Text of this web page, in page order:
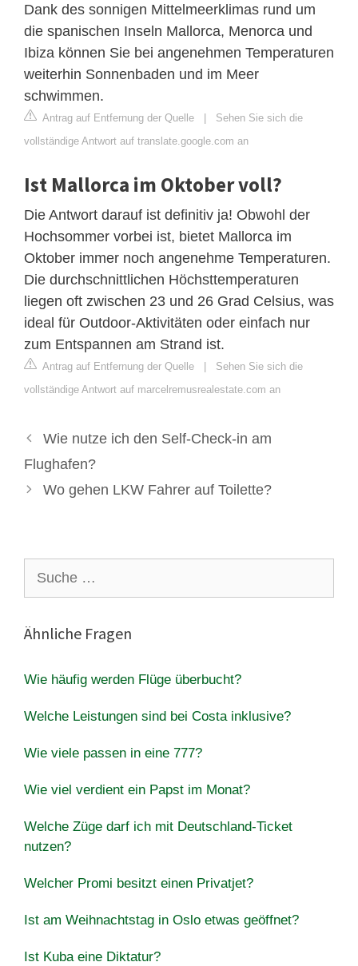
Dank des sonnigen Mittelmeerklimas rund um
die spanischen Inseln Mallorca, Menorca und
Ibiza können Sie bei angenehmen Temperaturen
weiterhin Sonnenbaden und im Meer
schwimmen.
Antrag auf Entfernung der Quelle | Sehen Sie sich die
vollständige Antwort auf translate.google.com an
Ist Mallorca im Oktober voll?
Die Antwort darauf ist definitiv ja! Obwohl der
Hochsommer vorbei ist, bietet Mallorca im
Oktober immer noch angenehme Temperaturen.
Die durchschnittlichen Höchsttemperaturen
liegen oft zwischen 23 und 26 Grad Celsius, was
ideal für Outdoor-Aktivitäten oder einfach nur
zum Entspannen am Strand ist.
Antrag auf Entfernung der Quelle | Sehen Sie sich die
vollständige Antwort auf marcelremusrealestate.com an
Wie nutze ich den Self-Check-in am
Flughafen?
Wo gehen LKW Fahrer auf Toilette?
nach:
Ähnliche Fragen
Wie häufig werden Flüge überbucht?
Welche Leistungen sind bei Costa inklusive?
Wie viele passen in eine 777?
Wie viel verdient ein Papst im Monat?
Welche Züge darf ich mit Deutschland-Ticket
nutzen?
Welcher Promi besitzt einen Privatjet?
Ist am Weihnachtstag in Oslo etwas geöffnet?
Ist Kuba eine Diktatur?